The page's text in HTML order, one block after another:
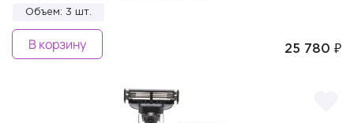
Объем: 3 шт.
25 780 ₽
В корзину